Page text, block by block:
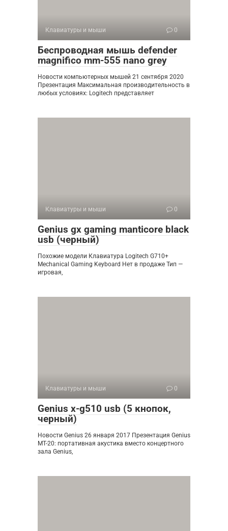
Клавиатуры и мыши 0
Беспроводная мышь defender
magnifico mm-555 nano grey
Новости компьютерных мышей 21 сентября 2020
Презентация Максимальная производительность в
любых условиях: Logitech представляет
Клавиатуры и мыши 0
Genius gx gaming manticore black
usb (черный)
Похожие модели Клавиатура Logitech G710+
Mechanical Gaming Keyboard Нет в продаже Тип —
игровая,
Клавиатуры и мыши 0
Genius x-g510 usb (5 кнопок,
черный)
Новости Genius 26 января 2017 Презентация Genius
MT-20: портативная акустика вместо концертного
зала Genius,